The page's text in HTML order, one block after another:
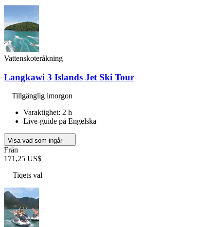
Vattenskoteråkning
Langkawi 3 Islands Jet Ski Tour
Tillgänglig imorgon
Varaktighet: 2 h
Live-guide på Engelska
Visa vad som ingår
Från
171,25 US$
Tiqets val